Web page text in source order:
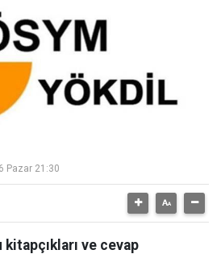
Pazar 21:30
ve cevap